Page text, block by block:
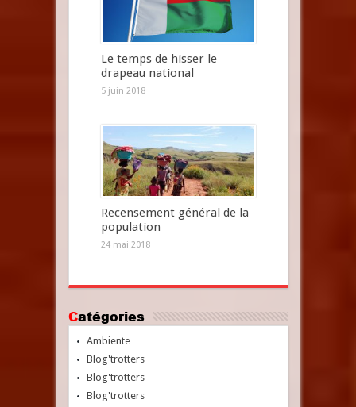
Le temps de hisser le
drapeau national
5 juin 2018
Recensement général de la
population
24 mai 2018
Catégories
Ambiente
Blog'trotters
Blog'trotters
Blog'trotters